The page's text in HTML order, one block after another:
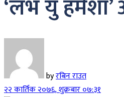
‘लभ यु हमेशा’
byरबिन राउत
२२ कार्तिक २०७६, शुक्रबार ०७:३१